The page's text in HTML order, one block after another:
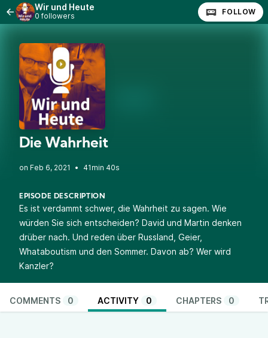
Wir und Heute
0 followers FOLLOW
Die Wahrheit
• 41min 40s
EPISODE DESCRIPTION
Es ist verdammt schwer, die Wahrheit zu sagen. Wie
würden Sie sich entscheiden? David und Martin denken
drüber nach. Und reden über Russland, Geier,
Whataboutism und den Sommer. Davon ab? Wer wird
Kanzler?
COMMENTS 0 ACTIVITY 0 CHAPTERS 0